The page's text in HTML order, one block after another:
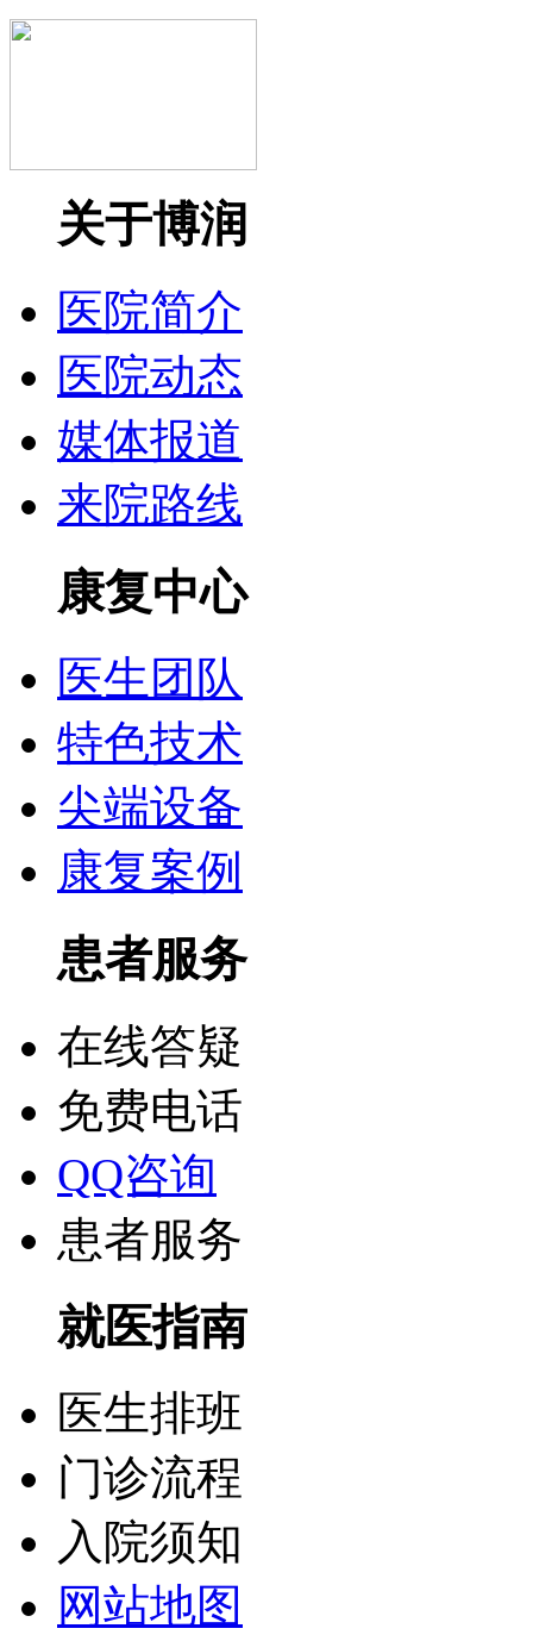
关于博润
医院简介
医院动态
媒体报道
来院路线
康复中心
医生团队
特色技术
尖端设备
康复案例
患者服务
在线答疑
免费电话
QQ咨询
患者服务
就医指南
医生排班
门诊流程
入院须知
网站地图